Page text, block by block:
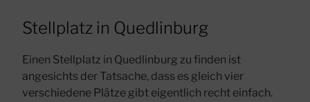
Stellplatz in Quedlinburg
Einen Stellplatz in Quedlinburg zu finden ist
angesichts der Tatsache, dass es gleich vier
verschiedene Plätze gibt eigentlich recht einfach.